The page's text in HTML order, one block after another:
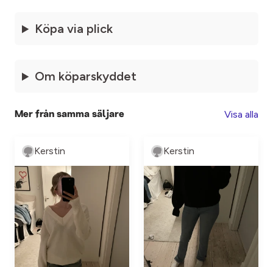
Köpa via plick
Om köparskyddet
Mer från samma säljare Visa alla
Kerstin Kerstin